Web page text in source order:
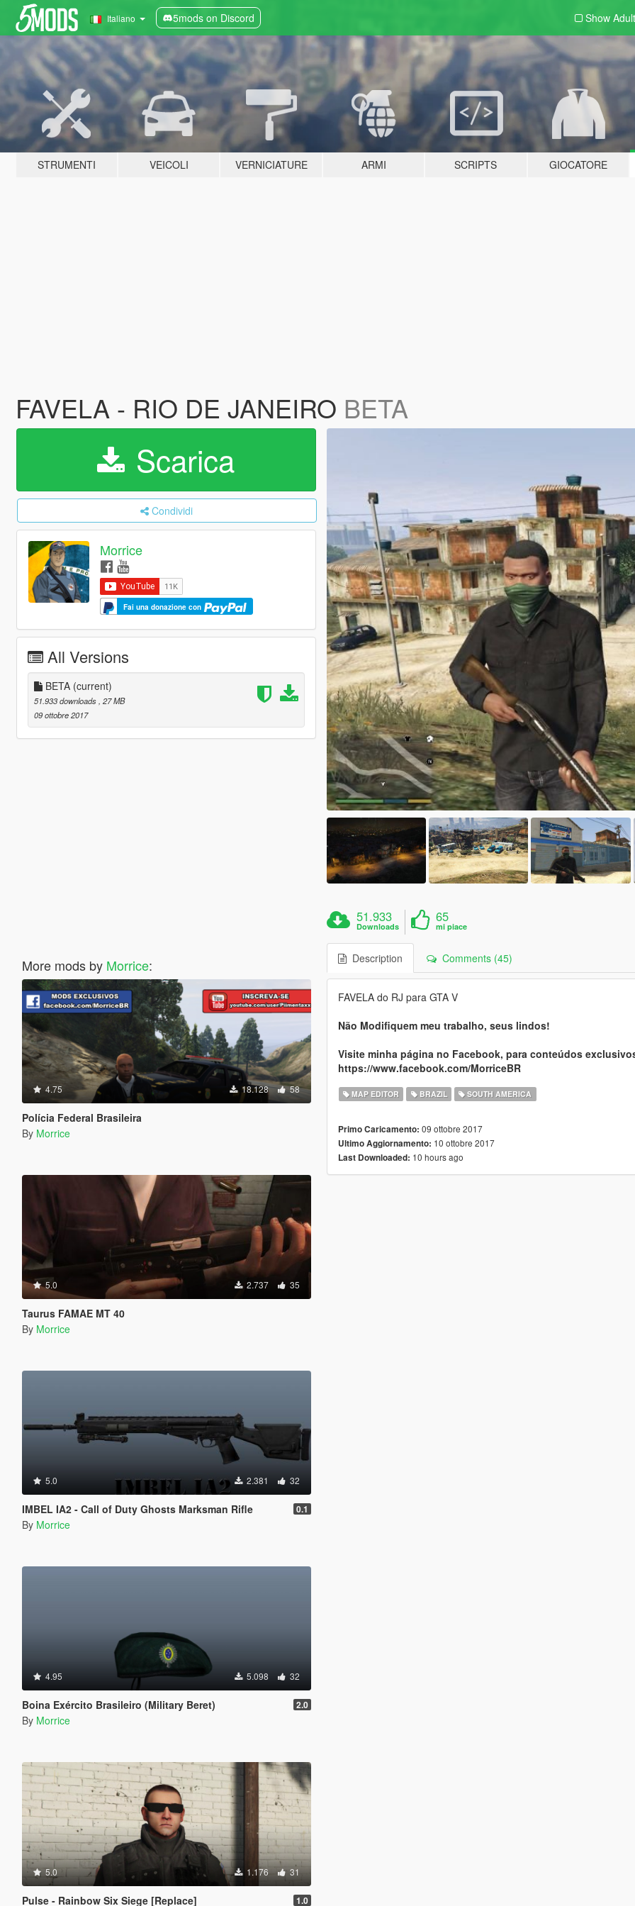
Italiano 5mods on Discord Show
STRUMENTI VEICOLI VERNICIATURE ARMI SCRIPTS GIOCATORE
FAVELA - RIO DE JANEIRO BETA
Scarica
Condividi
Morrice
Fai una donazione con
All Versions
BETA (current)
51.933 downloads, 27 MB
09 ottobre 2017
More mods by Morrice:
4.75 18.128 58
Polícia Federal Brasileira
By Morrice
5.0 2.737 35
Taurus FAMAE MT 40
By Morrice
5.0 2.381 32
IMBEL IA2 - Call of Duty Ghosts Marksman Rifle 0.1
By Morrice
4.95 5.098 32
Boina Exército Brasileiro (Military Beret) 2.0
By Morrice
5.0 1.176 31
Pulse - Rainbow Six Siege [Replace] 1.0
51.933
Downloads
65
mi piace
Description Comments (45)
FAVELA do RJ para GTA V
Não Modifiquem meu trabalho, seus lindos!
Visite minha página no Facebook, para conteúdos
https://www.facebook.com/MorriceBR
MAP EDITOR BRAZIL SOUTH AMERICA
Primo Caricamento: 09 ottobre 2017
Ultimo Aggiornamento: 10 ottobre 2017
Last Downloaded: 10 hours ago